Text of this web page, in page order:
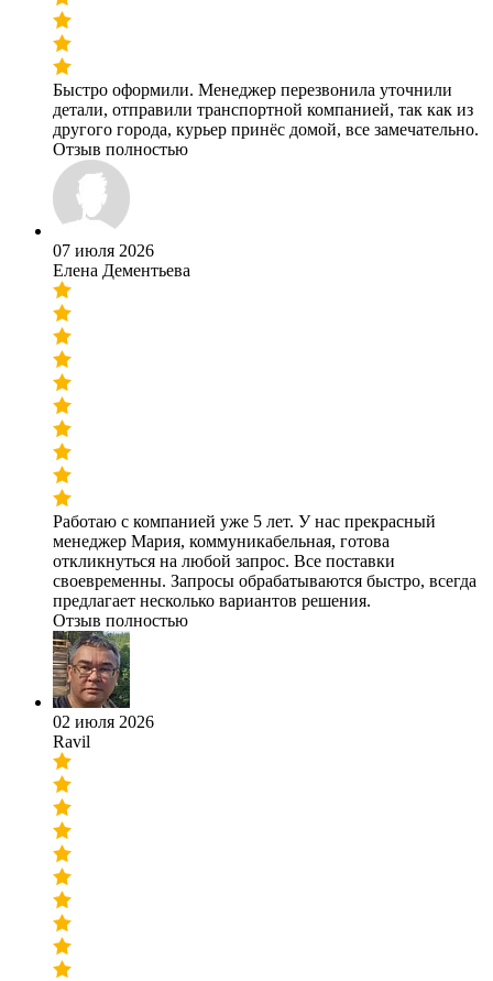
Быстро оформили. Менеджер перезвонила уточнили
детали, отправили транспортной компанией, так как из
другого города, курьер принёс домой, все замечательно.
Отзыв полностью
07 июля 2026
Елена Дементьева
Работаю с компанией уже 5 лет. У нас прекрасный
менеджер Мария, коммуникабельная, готова
откликнуться на любой запрос. Все поставки
своевременны. Запросы обрабатываются быстро, всегда
предлагает несколько вариантов решения.
Отзыв полностью
02 июля 2026
Ravil